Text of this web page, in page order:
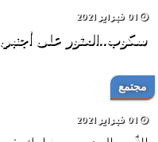
سكوب..العثور على أجنبي
مجتمع